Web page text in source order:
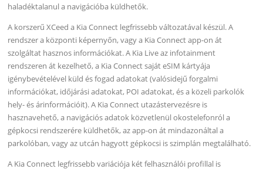
haladéktalanul a navigációba küldhetők.
A korszerű XCeed a Kia Connect legfrissebb változatával készül. A
rendszer a központi képernyőn, vagy a Kia Connect app-on át
szolgáltat hasznos információkat. A Kia Live az infotainment
rendszeren át kezelhető, a Kia Connect saját eSIM kártyája
igénybevételével küld és fogad adatokat (valósidejű forgalmi
információkat, időjárási adatokat, POI adatokat, és a közeli parkolók
hely- és árinformációit). A Kia Connect utazástervezésre is
hasznavehető, a navigációs adatok közvetlenül okostelefonról a
gépkocsi rendszerére küldhetők, az app-on át mindazonáltal a
parkolóban, vagy az utcán hagyott gépkocsi is szimplán megtalálható.
A Kia Connect legfrissebb variációja két felhasználói profillal is